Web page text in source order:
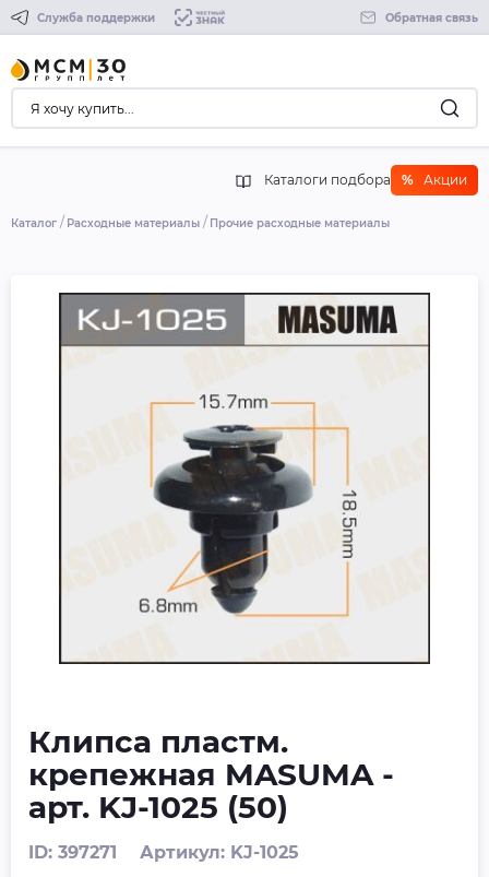
Служба поддержки Обратная связь
Каталоги подбора % Акции
Каталог Расходные материалы Прочие расходные материалы
Клипса пластм.
крепежная MASUMA -
арт. KJ-1025 (50)
ID: 397271 Артикул: KJ-1025